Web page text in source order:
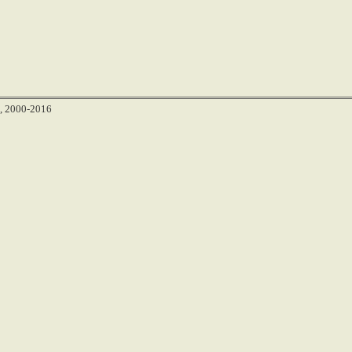
, 2000-2016